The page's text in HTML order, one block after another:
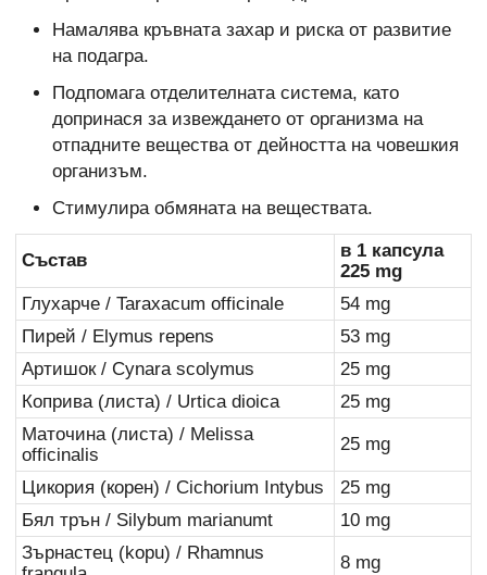
Намалява кръвната захар и риска от развитие
на подагра.
Подпомага отделителната система, като
допринася за извеждането от организма на
отпадните вещества от дейността на човешкия
организъм.
Стимулира обмяната на веществата.
Състав
в 1 капсула
225 mg
Глухарче / Taraxacum officinale
54 mg
Пирей / Elymus repens
53 mg
Артишок / Cynara scolymus
25 mg
Коприва (листа) / Urtica dioica
25 mg
Маточина (листа) / Melissa
officinalis
25 mg
Цикория (корен) / Cichorium Intybus
25 mg
Бял трън / Silybum marianumt
10 mg
Зърнастец (kopu) / Rhamnus
8 mg